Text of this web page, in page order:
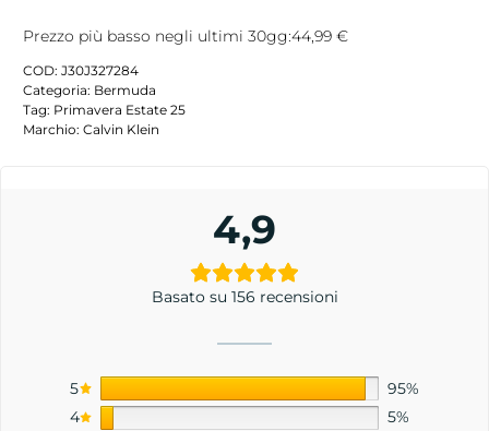
Prezzo più basso negli ultimi 30gg:44,99 €
COD: J30J327284
Categoria: Bermuda
Tag: Primavera Estate 25
Marchio: Calvin Klein
4,9
Basato su 156 recensioni
5
95%
4
5%